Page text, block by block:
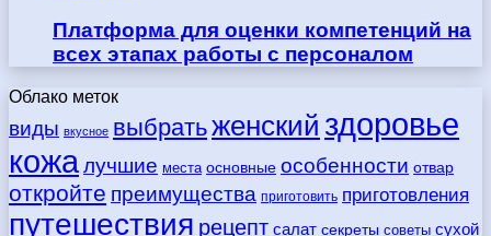
Платформа для оценки компетенций на
всех этапах работы с персоналом
Облако меток
виды вкусное выбратьженский здоровье
кожалучшие места основные особенности отвар
откройте преимущества приготовить приготовления
путешествия рецепт салат секреты советы сухой